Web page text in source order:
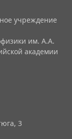
учреждение
им. А.А.
академии
3